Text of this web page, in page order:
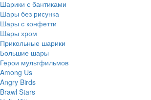
Шарики с бантиками
Шары без рисунка
Шары с конфетти
Шары хром
Прикольные шарики
Большие шары
Герои мультфильмов
Among Us
Angry Birds
Brawl Stars